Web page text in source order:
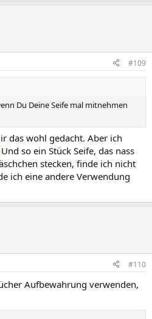
#109
Du Deine Seife mal mitnehmen
das wohl gedacht. Aber ich
Und so ein Stück Seife, das nass
stecken, finde ich nicht
ich eine andere Verwendung
#110
Aufbewahrung verwenden,